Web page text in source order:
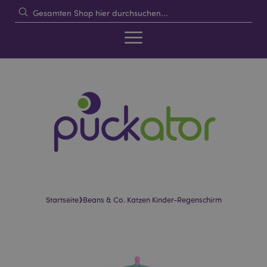
Startseite›Beans & Co. Katzen Kinder-Regenschirm